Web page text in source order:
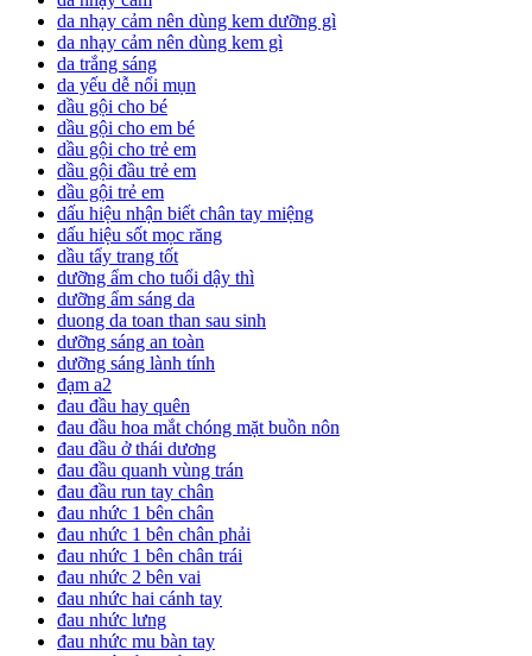
da nhạy cảm nên dùng kem dưỡng gì
da nhạy cảm nên dùng kem gì
da trắng sáng
da yếu dễ nổi mụn
dầu gội cho bé
dầu gội cho em bé
dầu gội cho trẻ em
dầu gội đầu trẻ em
dầu gội trẻ em
dấu hiệu nhận biết chân tay miệng
dấu hiệu sốt mọc răng
dầu tẩy trang tốt
dưỡng ẩm cho tuổi dậy thì
dưỡng ẩm sáng da
duong da toan than sau sinh
dưỡng sáng an toàn
dưỡng sáng lành tính
đạm a2
đau đầu hay quên
đau đầu hoa mắt chóng mặt buồn nôn
đau đầu ở thái dương
đau đầu quanh vùng trán
đau đầu run tay chân
đau nhức 1 bên chân
đau nhức 1 bên chân phải
đau nhức 1 bên chân trái
đau nhức 2 bên vai
đau nhức hai cánh tay
đau nhức lưng
đau nhức mu bàn tay